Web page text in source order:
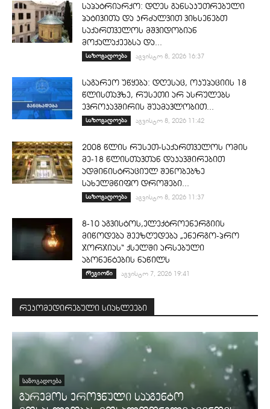
საპატრიარქო: დღეს განსაკუთრებული
პატივითა და კრძალვით ვიხსენებთ
საქართველოს მშვიდობიან
მოქალაქეებსა და...
საზოგადოება აგვისტო 8, 2026 16:37
საგარეო უწყება: დღესაც, ოკუპაციის 18
წლისთავზე, რუსეთი არ ასრულებს
ევროკავშირის შუამავლობით...
საზოგადოება აგვისტო 8, 2026 11:42
2008 წლის რუსეთ-საქართველოს ომის
მე-18 წლისთავთან დაკავშირებით
ადმინისტრაციულ შენობებზე
სახელმწიფო დროშები...
საზოგადოება აგვისტო 8, 2026 11:37
8-10 აგვისტოს,ელექტროენერგიის
მიწოდება შეეზღუდება „ენერგო-პრო
ჯორჯიას“ ქსელში არსებული
აბონენტების ნაწილს
რეგიონი აგვისტო 7, 2026 19:41
რეკომედირებული სიახლეები
ᲡᲐᲖᲝᲒᲐᲓᲝᲔᲑᲐ
გარემოს ეროვნული სააგენტო